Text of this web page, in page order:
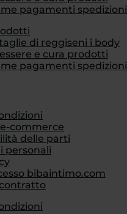
pagamenti spedizioni
di reggiseni i body
e cura prodotti
pagamenti spedizioni
commerce
delle parti
personali
bibaintimo.com